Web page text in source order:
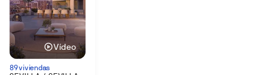
Vídeo
89 viviendas